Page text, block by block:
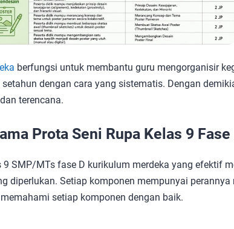
berfungsi untuk membantu guru mengorganisir
dengan cara yang sistematis. Dengan
terencana.
Prota Seni Rupa Kelas 9 Fase
9 SMP/MTs fase D kurikulum merdeka yang efektif
diperlukan. Setiap komponen mempunyai perannya
setiap komponen dengan baik.